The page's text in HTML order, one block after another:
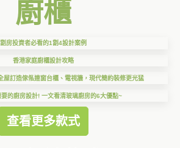
廚櫃
劏房投資者必看的1劏4設計案例
香港家庭廚櫃設計攻略
屋訂造傢俬連窗台櫃、電視牆，現代簡約裝修更光猛
的廚房設計! 一文看清玻璃廚房的6大優點~
查看更多款式